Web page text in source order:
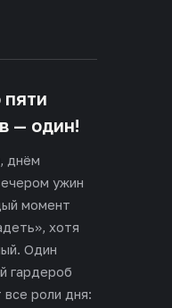
— один!
днём
ужин
момент
хотя
Один
гардероб
все роли дня: